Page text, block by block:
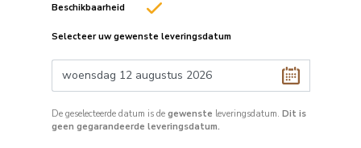
Beschikbaarheid
Selecteer uw gewenste leveringsdatum
De geselecteerde datum is de gewenste leveringsdatum. Dit is
geen gegarandeerde leveringsdatum.